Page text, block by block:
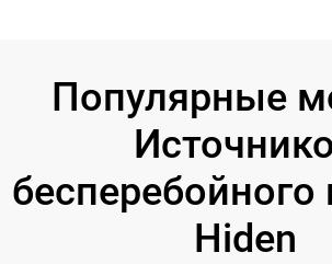
Популярные
бесперебойного
Hiden